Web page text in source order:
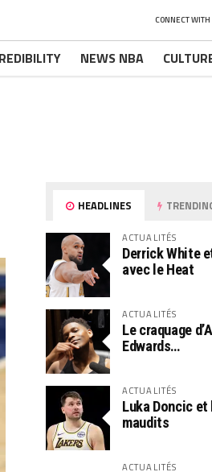
CONNECT WITH
NEWS NBA
HEADLINES
ACTUALITÉS
Derrick White
avec le Heat
ACTUALITÉS
Le craquage
Edwards…
ACTUALITÉS
Luka Doncic
maudits
ACTUALITÉS